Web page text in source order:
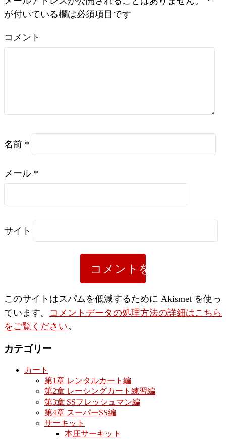
が付いている欄は必須項目です
コメント
名前 *
メール *
サイト
このサイトはスパムを低減するために Akismet を使っ
ています。 コメントデータの処理方法の詳細はこちら
をご覧ください。
カテゴリー
カート
第1章 レンタルカート編
第2章 レーシングカート練習編
第3章 SSフレッシュマン編
第4章 スーパーSS編
サーキット
本庄サーキット